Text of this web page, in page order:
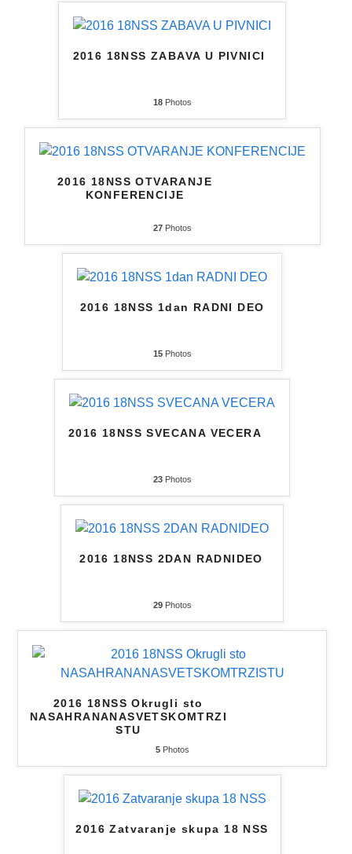
2016 18NSS ZABAVA U PIVNICI
18Photos
2016 18NSS OTVARANJE
KONFERENCIJE
27Photos
2016 18NSS 1dan RADNI DEO
15Photos
2016 18NSS SVECANA VECERA
23Photos
2016 18NSS 2DAN RADNIDEO
29Photos
2016 18NSS Okrugli sto
NASAHRANANASVETSKOMTRZI
STU
5Photos
2016 Zatvaranje skupa 18 NSS